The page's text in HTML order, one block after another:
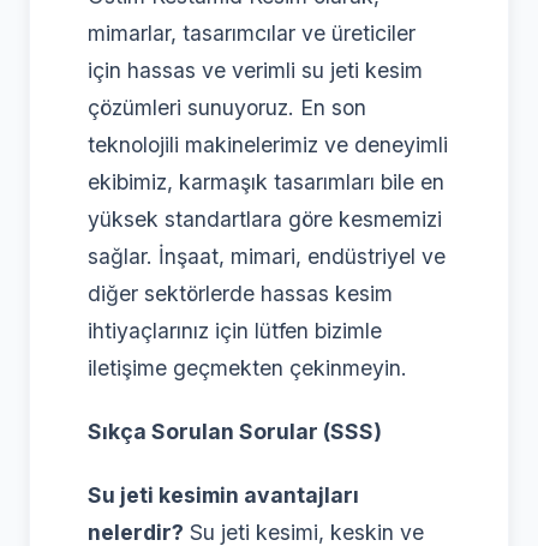
mimarlar, tasarımcılar ve üreticiler
için hassas ve verimli su jeti kesim
çözümleri sunuyoruz. En son
teknolojili makinelerimiz ve deneyimli
ekibimiz, karmaşık tasarımları bile en
yüksek standartlara göre kesmemizi
sağlar. İnşaat, mimari, endüstriyel ve
diğer sektörlerde hassas kesim
ihtiyaçlarınız için lütfen bizimle
iletişime geçmekten çekinmeyin.
Sıkça Sorulan Sorular (SSS)
Su jeti kesimin avantajları
nelerdir? Su jeti kesimi, keskin ve